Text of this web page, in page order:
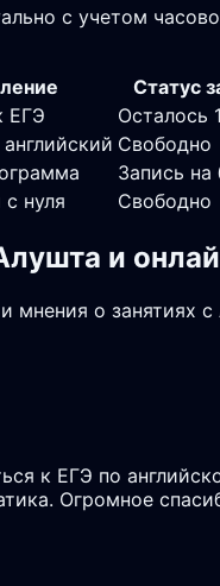
с учетом
Статус
ЕГЭ Осталось
Свободно
Запись на
нуля Свободно
и
мнения о занятиях
к ЕГЭ по
Огромное